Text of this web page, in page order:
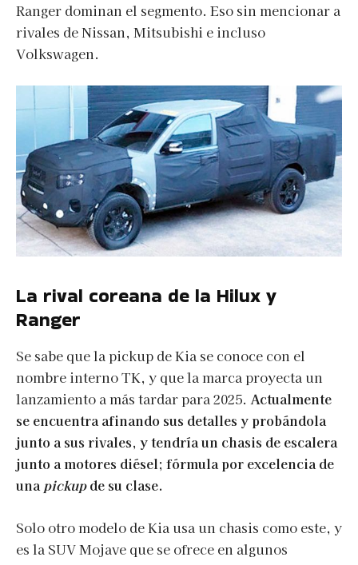
Ranger dominan el segmento. Eso sin mencionar a
rivales de Nissan, Mitsubishi e incluso
Volkswagen.
La rival coreana de la Hilux y
Ranger
Se sabe que la pickup de Kia se conoce con el
nombre interno TK, y que la marca proyecta un
lanzamiento a más tardar para 2025. Actualmente
se encuentra afinando sus detalles y probándola
junto a sus rivales, y tendría un chasis de escalera
junto a motores diésel; fórmula por excelencia de
unapickupde su clase.
Solo otro modelo de Kia usa un chasis como este, y
es la SUV Mojave que se ofrece en algunos